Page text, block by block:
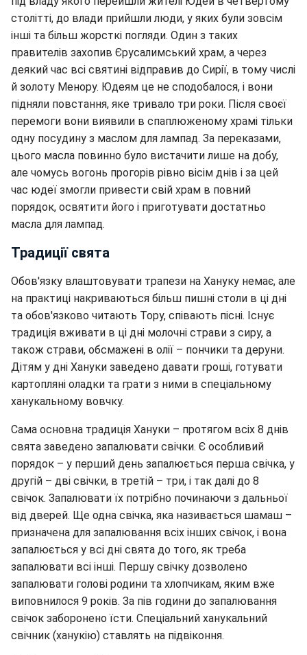
столітті, до влади прийшли люди, у яких були зовсім
інші та більш жорсткі погляди. Один з таких
правителів захопив Єрусалимський храм, а через
деякий час всі святині відправив до Сирії, в тому числі
й золоту Менору. Юдеям це не сподобалося, і вони
підняли повстання, яке тривало три роки. Після своєї
перемоги вони виявили в спаплюженому храмі тільки
одну посудину з маслом для лампад. За переказами,
цього масла повинно було вистачити лише на добу,
але чомусь вогонь прогорів рівно вісім днів і за цей
час юдеї змогли привести свій храм в повний
порядок, освятити його і приготувати достатньо
масла для лампад.
Традиції свята
Обов'язку влаштовувати трапези на Хануку немає, але
на практиці накриваються більш пишні столи в ці дні
та обов'язково читають Тору, співають пісні. Існує
традиція вживати в ці дні молочні страви з сиру, а
також страви, обсмажені в олії – пончики та деруни.
Дітям у дні Хануки заведено давати гроші, готувати
картопляні оладки та грати з ними в спеціальному
ханукальному вовчку.
Сама основна традиція Хануки – протягом всіх 8 днів
свята заведено запалювати свічки. Є особливий
порядок – у перший день запалюється перша свічка, у
другій – дві свічки, в третій – три, і так далі до 8
свічок. Запалювати їх потрібно починаючи з дальньої
від дверей. Ще одна свічка, яка називається шамаш –
призначена для запалювання всіх інших свічок, і вона
запалюється у всі дні свята до того, як треба
запалювати всі інші. Першу свічку дозволено
запалювати голові родини та хлопчикам, яким вже
виповнилося 9 років. За пів години до запалювання
свічок заборонено їсти. Спеціальний ханукальний
свічник (ханукію) ставлять на підвіконня.